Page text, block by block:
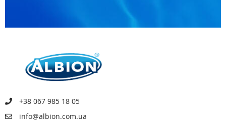
+38 067 985 18 05
info@albion.com.ua